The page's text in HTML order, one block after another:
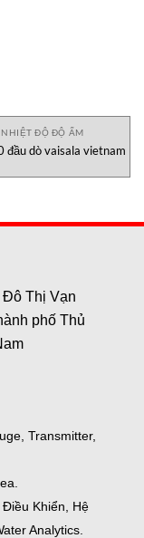
NHIỆT ĐỘ ĐỘ ẨM
đầu dò vaisala vietnam
Thị Vạn
phố Thủ
Transmitter,
Khiển, Hệ
Analytics.